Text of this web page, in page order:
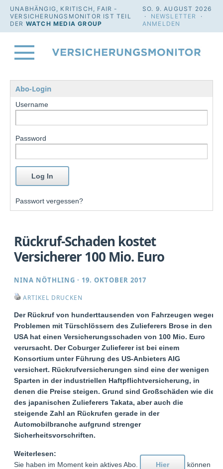
UNABHÄNGIG, KRITISCH, FAIR -
VERSICHERUNGSMONITOR IST TEIL
DER WATCH MEDIA GROUP
SO. 9. AUGUST 2026
· NEWSLETTER
·
ANMELDEN
Abo-Login
Username
Password
Passwort vergessen?
Rückruf-Schaden kostet
Versicherer 100 Mio. Euro
NINA NÖTHLING · 19. OKTOBER 2017
ARTIKEL DRUCKEN
Der Rückruf von hunderttausenden von Fahrzeugen wegen
Problemen mit Türschlössern des Zulieferers Brose in den
USA hat einen Versicherungsschaden von 100 Mio. Euro
verursacht. Der Coburger Zulieferer ist bei einem
Konsortium unter Führung des US-Anbieters AIG
versichert. Rückrufversicherungen sind eine der wenigen
Sparten in der industriellen Haftpflichtversicherung, in
denen die Preise steigen. Grund sind Großschäden wie die
des japanischen Zulieferers Takata, aber auch die
steigende Zahl an Rückrufen gerade in der
Automobilbranche aufgrund strenger
Sicherheitsvorschriften.
Weiterlesen:
Sie haben im Moment kein aktives Abo.
Hier
können